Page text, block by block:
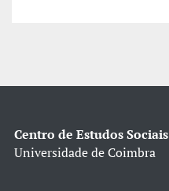
Centro de Estudos Sociais
Universidade de Coimbra